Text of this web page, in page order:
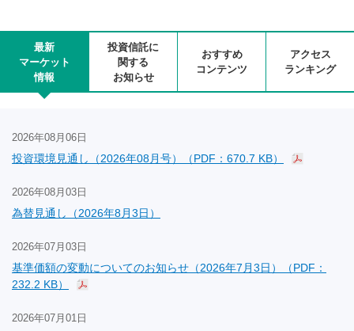
最新
マーケット
情報
投資信託に
関する
お知らせ
おすすめ
コンテンツ
アクセス
ランキング
2026年08月06日
投資環境見通し（2026年08月号）（PDF：670.7 KB）
2026年08月03日
為替見通し（2026年8月3日）
2026年07月03日
基準価額の変動についてのお知らせ（2026年7月3日）（PDF：
232.2 KB）
2026年07月01日